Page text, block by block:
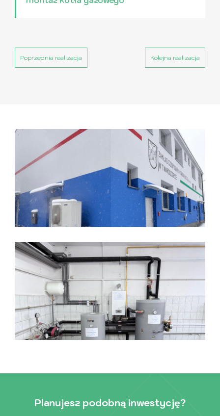
Poprzednia realizacja Kolejna realizacja
Planujesz podobną inwestycję?